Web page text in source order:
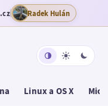
Radek Hulán
Linux a OS X